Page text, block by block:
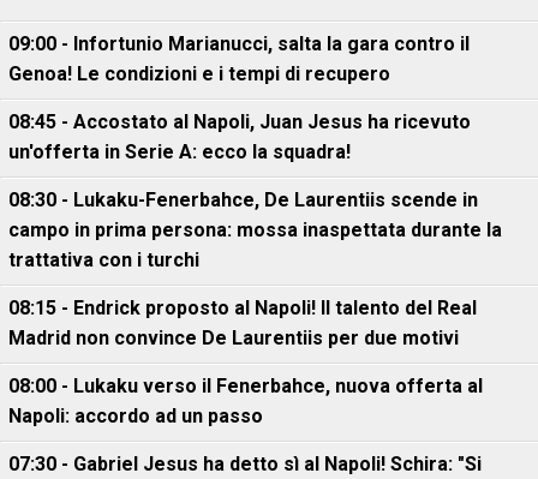
09:00 - Infortunio Marianucci, salta la gara contro il
Genoa! Le condizioni e i tempi di recupero
08:45 - Accostato al Napoli, Juan Jesus ha ricevuto
un'offerta in Serie A: ecco la squadra!
08:30 - Lukaku-Fenerbahce, De Laurentiis scende in
campo in prima persona: mossa inaspettata durante la
trattativa con i turchi
08:15 - Endrick proposto al Napoli! Il talento del Real
Madrid non convince De Laurentiis per due motivi
08:00 - Lukaku verso il Fenerbahce, nuova offerta al
Napoli: accordo ad un passo
07:30 - Gabriel Jesus ha detto sì al Napoli! Schira: "Si